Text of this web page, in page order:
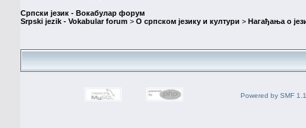
Српски језик - Вокабулар форум
Srpski jezik - Vokabular forum > О српском језику и култури > Нагађања о
Powered by SMF